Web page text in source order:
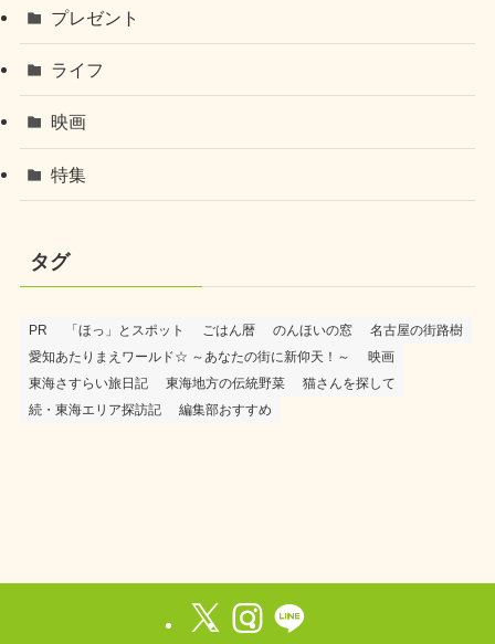
プレゼント
ライフ
映画
特集
タグ
PR 「ほっ」とスポット ごはん暦 のんほいの窓
名古屋の街路樹
愛知あたりまえワールド☆ ～あなたの街に新仰天！～
映画
東海さすらい旅日記
東海地方の伝統野菜
猫さんを探して
続・東海エリア探訪記
編集部おすすめ